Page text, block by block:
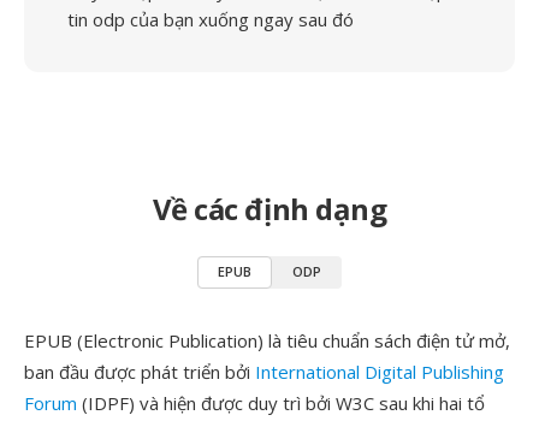
tin odp của bạn xuống ngay sau đó
Về các định dạng
EPUB ODP
EPUB (Electronic Publication) là tiêu chuẩn sách điện tử mở,
ban đầu được phát triển bởi International Digital Publishing
Forum (IDPF) và hiện được duy trì bởi W3C sau khi hai tổ